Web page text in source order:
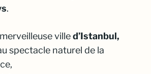
.
villed’Istanbul,
spectacle naturel de la